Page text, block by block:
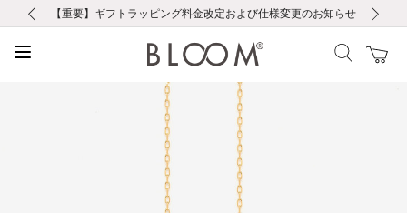
お修理・アフターサービスのご案内
【重要】令和８年熊本地震に伴う集配への影響について
【重要】ギフトラッピング料金改定および仕様変更のお知らせ
【重要】夏季休業の営業についてのご案内
税込5,500円以上で送料無料｜最短24時間以内に発送
新規会員登録で1000ポイントプレゼント！
新規LINE友だち登録で500円クーポンプレゼント
会員限定！レビュー投稿で100ポイントプレゼント
お修理・アフターサービスのご案内
【重要】令和８年熊本地震に伴う集配への影響について